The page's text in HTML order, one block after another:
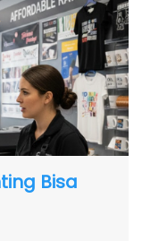
Bisa